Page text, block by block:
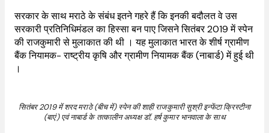
सरकार के साथ मराठे के संबंध इतने गहरे हैं कि इनकी बदौलत वे उस
सरकारी प्रतिनिधिमंडल का हिस्सा बन पाए जिसने सितंबर 2019 में स्पेन
की राजकुमारी से मुलाकात की थी । यह मुलाकात भारत के शीर्ष ग्रामीण
बैंक नियामक- राष्ट्रीय कृषि और ग्रामीण नियामक बैंक (नाबार्ड) में हुई थी
।
सितंबर 2019 में शरद मराठे (बीच में) स्पेन की शाही राजकुमारी सुश्री इन्फेंटा क्रिस्टीना
(बाएं) एवं नाबार्ड के तत्कालीन अध्यक्ष डॉ. हर्ष कुमार भानवाला के साथ